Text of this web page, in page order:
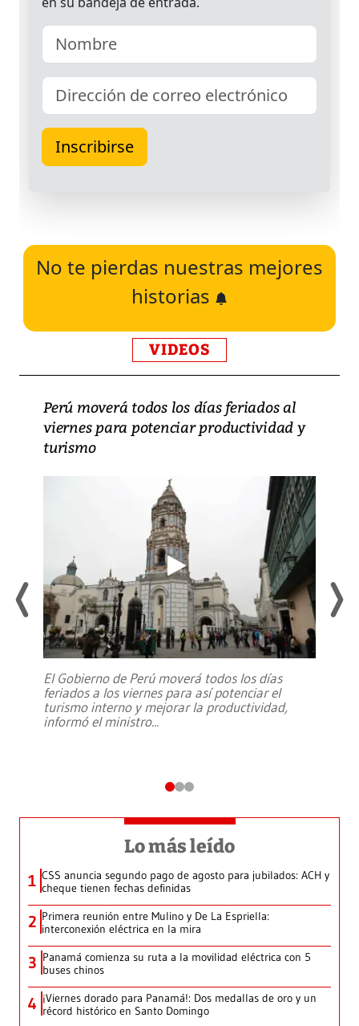
No te pierdas nuestras mejores
historias
VIDEOS
Perú moverá todos los días feriados al
viernes para potenciar productividad y
turismo
El Gobierno de Perú moverá todos los días
feriados a los viernes para así potenciar el
turismo interno y mejorar la productividad,
informó el ministro...
Lo más leído
1 CSS anuncia segundo pago de agosto para jubilados: ACH y
cheque tienen fechas definidas
2 Primera reunión entre Mulino y De La Espriella:
interconexión eléctrica en la mira
3 Panamá comienza su ruta a la movilidad eléctrica con 5
buses chinos
4 ¡Viernes dorado para Panamá!: Dos medallas de oro y un
récord histórico en Santo Domingo